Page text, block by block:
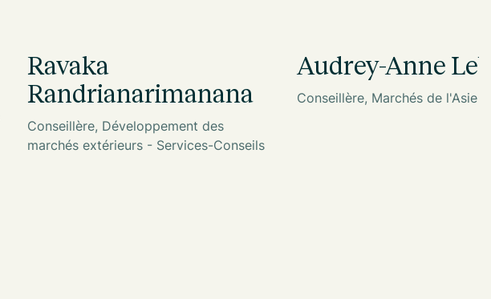
Ravaka
Randrianarimanana
Conseillère, Développement des
marchés extérieurs - Services-Conseils
Audrey-Anne
Conseillère, Marchés de l'Asie